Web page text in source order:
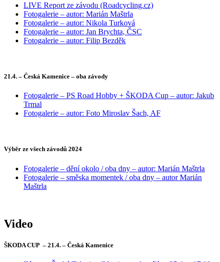
LIVE Report ze závodu (Roadcycling.cz)
Fotogalerie – autor: Marián Maštrla
Fotogalerie – autor: Nikola Turková
Fotogalerie – autor: Jan Brychta, ČSC
Fotogalerie – autor: Filip Bezděk
21.4. – Česká Kamenice – oba závody
Fotogalerie – PS Road Hobby + ŠKODA Cup – autor: Jakub
Trmal
Fotogalerie – autor: Foto Miroslav Šach, AF
Výběr ze všech závodů 2024
Fotogalerie – dění okolo / oba dny – autor: Marián Maštrla
Fotogalerie – směska momentek / oba dny – autor Marián
Maštrla
Video
ŠKODA CUP – 21.4. – Česká Kamenice